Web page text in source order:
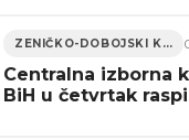
ZENIČKO-DOBOJSKI KANTON
Centralna izborna
BiH u četvrtak